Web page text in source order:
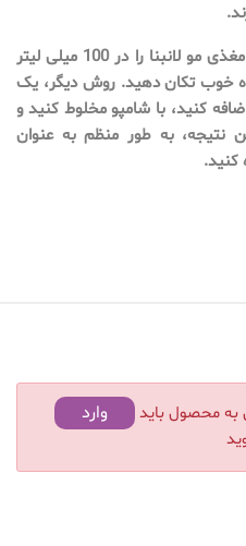
برای استفاده، 3 میلی لیتر اسانس مغذی مو لانبنا را در 100 میلی لیتر
خوب تکان دهید. روش دیگر، یک
کنید، با شامپو مخلوط کنید و
نتیجه، به طور منظم به عنوان
کنید.
به محصول باید وارد